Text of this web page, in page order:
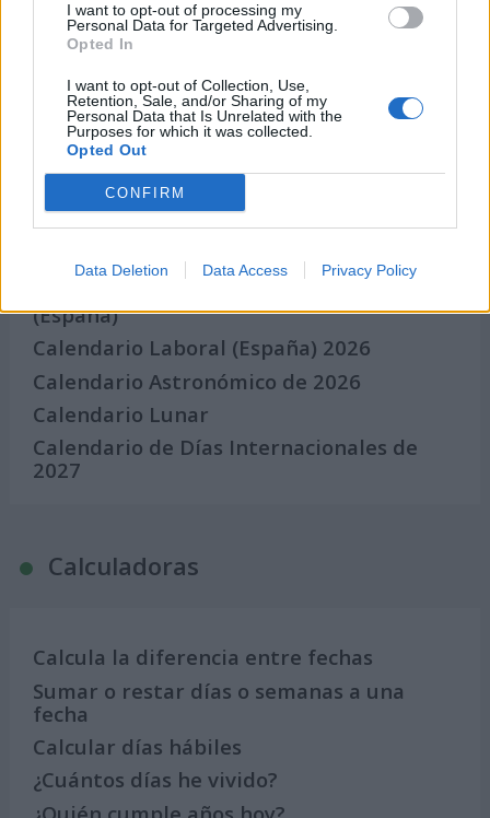
I want to opt-out of processing my
Personal Data for Targeted Advertising.
Opted In
I want to opt-out of Collection, Use,
Retention, Sale, and/or Sharing of my
Personal Data that Is Unrelated with the
Purposes for which it was collected.
Opted Out
CONFIRM
Data Deletion Data Access Privacy Policy
nuestra audiencia. ¡Participa!
Crea una cuenta atrás para el evento que
¿Qué día crearías tu?
Calendarios
(España)
Calendario Laboral (España) 2026
Calendario Astronómico de 2026
Calendario Lunar
Calendario de Días Internacionales de
2027
Calculadoras
Calcula la diferencia entre fechas
Sumar o restar días o semanas a una
fecha
Calcular días hábiles
¿Cuántos días he vivido?